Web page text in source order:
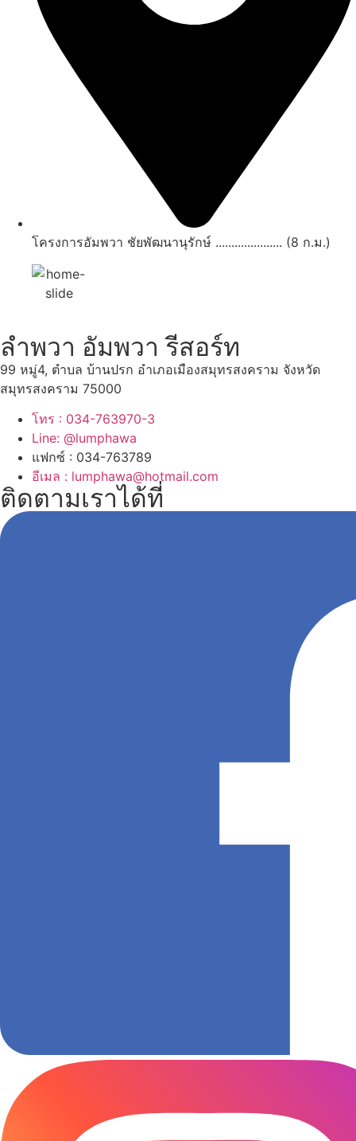
โครงการอัมพวา ชัยพัฒนานุรักษ์ ..................... (8 ก.ม.)
ลำพวา อัมพวา รีสอร์ท
99 หมู่4, ตำบล บ้านปรก อำเภอเมืองสมุทรสงคราม จังหวัด
สมุทรสงคราม 75000
โทร : 034-763970-3
Line: @lumphawa
แฟกซ์ : 034-763789
อีเมล : lumphawa@hotmail.com
ติดตามเราได้ที่